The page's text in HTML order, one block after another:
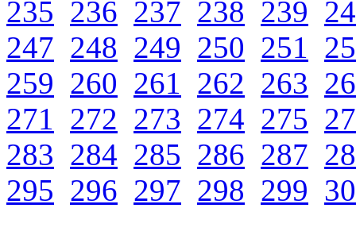
235 236 237 238 239
247 248 249 250 251
259 260 261 262 263
271 272 273 274 275
283 284 285 286 287
295 296 297 298 299